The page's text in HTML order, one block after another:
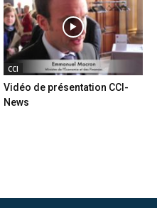
CCI
Vidéo de présentation CCI-
News